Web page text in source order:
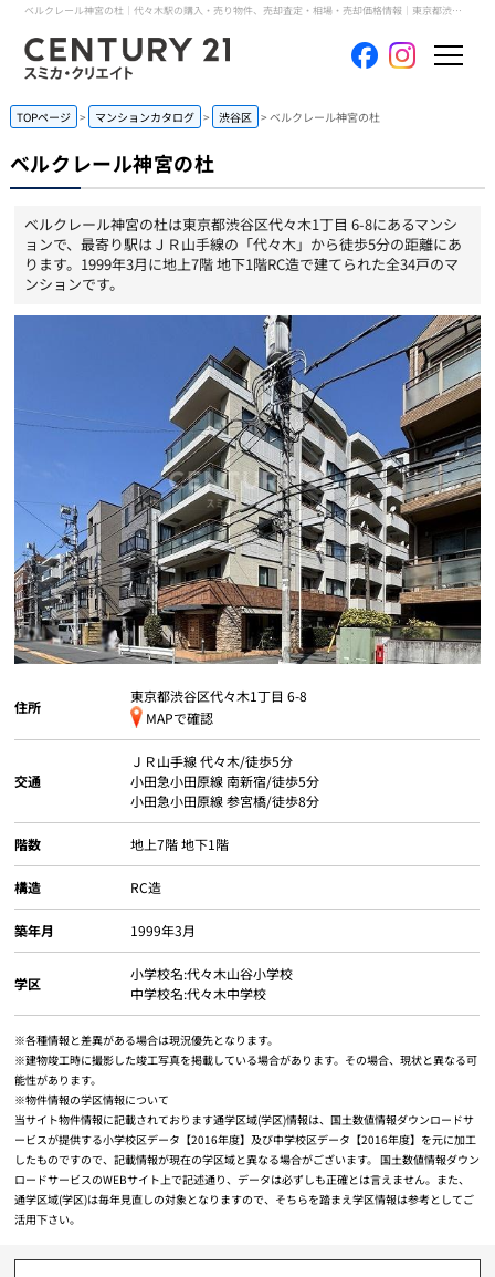
ベルクレール神宮の杜｜代々木駅の購入・売り物件、売却査定・相場・売却価格情報｜東京都渋谷区代々木1丁目 6-8のマンション情報｜センチュリー21スミカ・クリエイト
ホーム
当社について
買いたい
コンテンツ
採用情報
会員メニュー
個人情報保護の取扱い 会員規約 サイトマップ
TOPページ マンションカタログ 渋谷区 ベルクレール神宮の杜
ベルクレール神宮の杜
ベルクレール神宮の杜は東京都渋谷区代々木1丁目 6-8にあるマンシ
ョンで、最寄り駅はＪＲ山手線の「代々木」から徒歩5分の距離にあ
ります。1999年3月に地上7階 地下1階RC造で建てられた全34戸のマ
ンションです。
住所
東京都渋谷区代々木1丁目 6-8
MAPで確認
交通
ＪＲ山手線代々木/徒歩5分
小田急小田原線南新宿/徒歩5分
小田急小田原線参宮橋/徒歩8分
階数 地上7階 地下1階
構造 RC造
築年月 1999年3月
学区
小学校名:代々木山谷小学校
中学校名:代々木中学校
※各種情報と差異がある場合は現況優先となります。
※建物竣工時に撮影した竣工写真を掲載している場合があります。その場合、現状と異なる可
能性があります。
※物件情報の学区情報について
当サイト物件情報に記載されております通学区域(学区)情報は、国土数値情報ダウンロードサ
ービスが提供する小学校区データ【2016年度】及び中学校区データ【2016年度】を元に加工
したものですので、記載情報が現在の学区域と異なる場合がございます。 国土数値情報ダウン
ロードサービスのWEBサイト上で記述通り、データは必ずしも正確とは言えません。また、
通学区域(学区)は毎年見直しの対象となりますので、そちらを踏まえ学区情報は参考としてご
活用下さい。